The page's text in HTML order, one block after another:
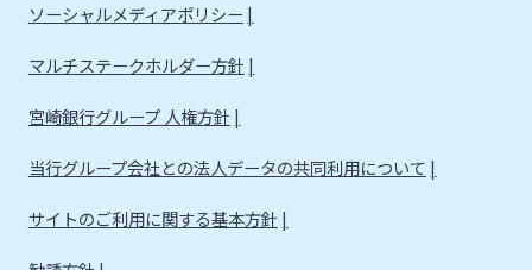
ソーシャルメディアポリシー
マルチステークホルダー方針
宮崎銀行グループ 人権方針
当行グループ会社との法人データの共同利用について
サイトのご利用に関する基本方針